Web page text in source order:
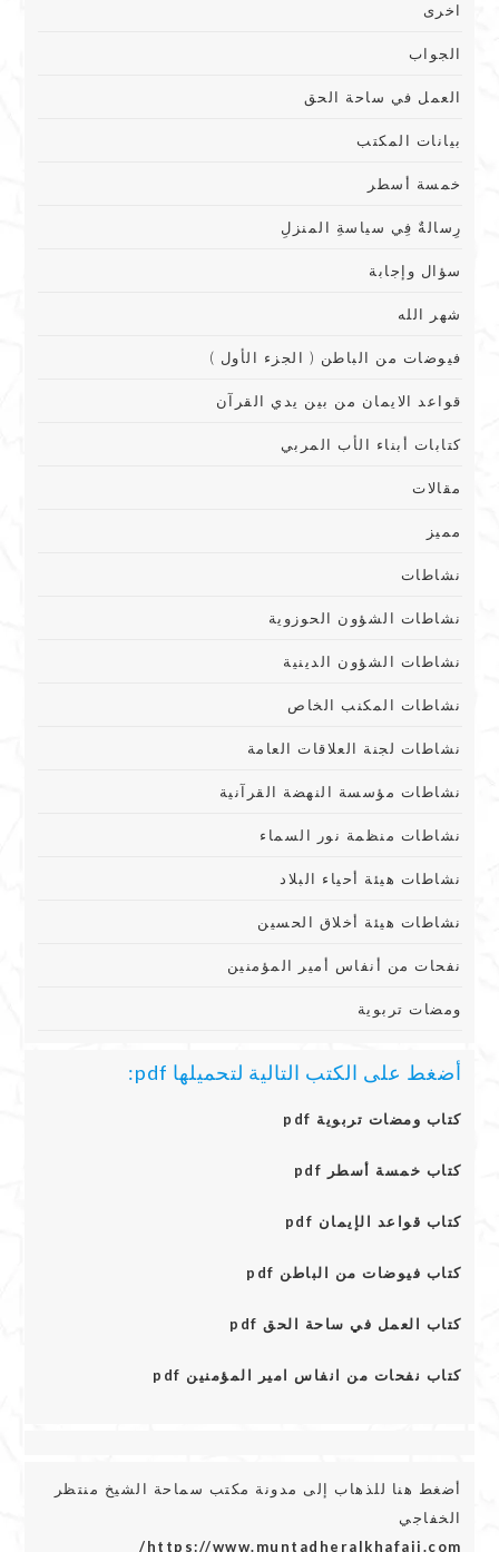
اخرى
الجواب
العمل في ساحة الحق
بيانات المكتب
خمسة أسطر
رِسالةٌ فِي سياسةِ المنزلِ
سؤال وإجابة
شهر الله
فيوضات من الباطن ( الجزء الأول )
قواعد الايمان من بين يدي القرآن
كتابات أبناء الأب المربي
مقالات
مميز
نشاطات
نشاطات الشؤون الحوزوية
نشاطات الشؤون الدينية
نشاطات المكنب الخاص
نشاطات لجنة العلاقات العامة
نشاطات مؤسسة النهضة القرآنية
نشاطات منظمة نور السماء
نشاطات هيئة أحياء البلاد
نشاطات هيئة أخلاق الحسين
نفحات من أنفاس أمير المؤمنين
ومضات تربوية
أضغط على الكتب التالية لتحميلها pdf:
كتاب ومضات تربوية pdf
كتاب خمسة أسطر pdf
كتاب قواعد الإيمان pdf
كتاب فيوضات من الباطن pdf
كتاب العمل في ساحة الحق pdf
كتاب نفحات من انفاس امير المؤمنين pdf
أضغط هنا للذهاب إلى مدونة مكتب سماحة الشيخ منتظر
الخفاجي
https://www.muntadheralkhafaji.com/